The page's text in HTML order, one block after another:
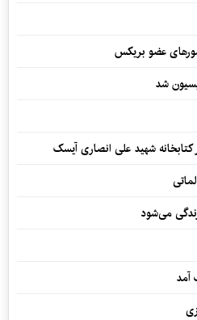
عضو بریکس
شد
کتابخانه شهید علی انصاری آیسک
می‌شود
آمد